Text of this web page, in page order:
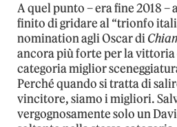
A quel punto – era fine 2018
finito di gridare al “trionfo
nomination agli Oscar di
ancora più forte per la
categoria miglior
Perché quando si tratta di
vincitore, siamo i migliori.
vergognosamente solo un